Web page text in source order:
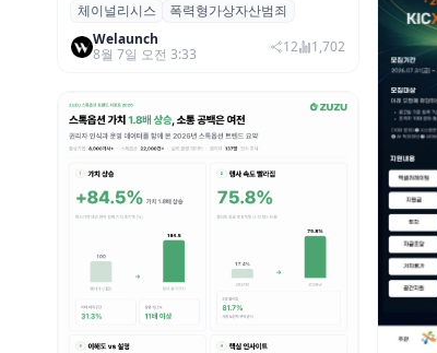
체이널리시스 “가상자산 보유자 대상 폭
력 범죄 증가…상반기 탈취액 3000만 달
러 돌파
체이널리시스
폭력형가상자산범죄
Welaunch
8월 7일 오전 3:33
12 1,702